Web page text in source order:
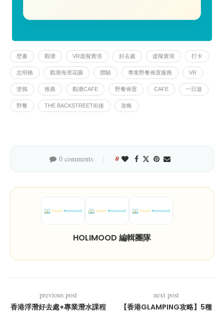
壁畫 觀塘 VR虛擬實境 好去處 虛擬實境 打卡
志明橋 觀塘海濱花園 體驗 專業野餐佈置服務 VR
塗鴉 推薦 觀塘CAFE 野餐佈置 CAFE 一日遊
野餐 THE BACKSTREET街後 攻略
0 comments 0
HOLIMOOD 編輯團隊
previous post
香港浮潛好去處+專業潛水課程
next post
【香港GLAMPING攻略】5種